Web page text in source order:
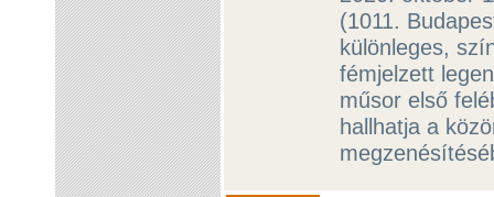
(1011.
különleges,
fémjelzett
műsor első
hallhatja a